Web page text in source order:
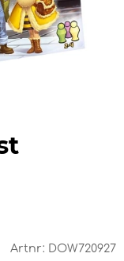
Artnr: DOW720927